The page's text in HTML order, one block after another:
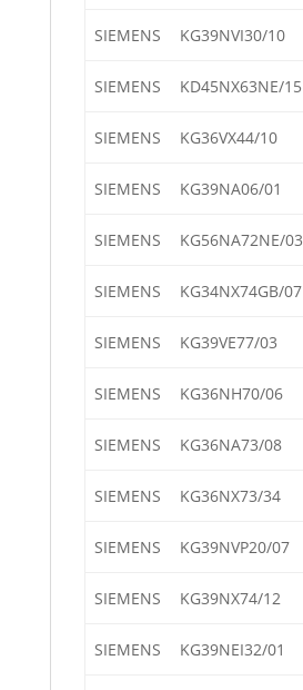
SIEMENS KG39NVI30/10
SIEMENS KD45NX63NE/15
SIEMENS KG36VX44/10
SIEMENS KG39NA06/01
SIEMENS KG56NA72NE/03
SIEMENS KG34NX74GB/07
SIEMENS KG39VE77/03
SIEMENS KG36NH70/06
SIEMENS KG36NA73/08
SIEMENS KG36NX73/34
SIEMENS KG39NVP20/07
SIEMENS KG39NX74/12
SIEMENS KG39NEI32/01